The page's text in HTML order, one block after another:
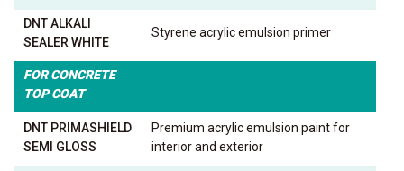
DNT ALKALI
SEALER WHITE
Styrene acrylic emulsion primer
FOR CONCRETE
TOP COAT
DNT PRIMASHIELD
SEMI GLOSS
Premium acrylic emulsion paint for
interior and exterior